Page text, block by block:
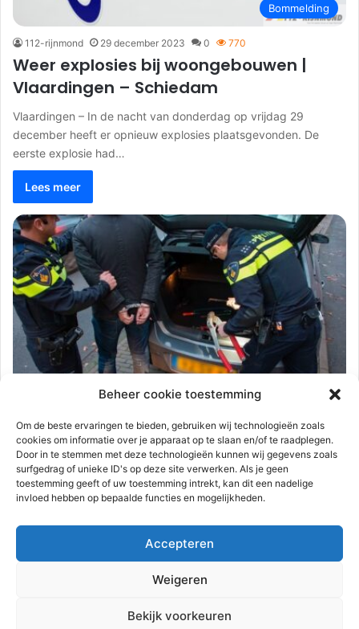
Beheer cookie toestemming
Om de beste ervaringen te bieden, gebruiken wij technologieën zoals
cookies om informatie over je apparaat op te slaan en/of te raadplegen.
Door in te stemmen met deze technologieën kunnen wij gegevens zoals
surfgedrag of unieke ID's op deze site verwerken. Als je geen
toestemming geeft of uw toestemming intrekt, kan dit een nadelige
invloed hebben op bepaalde functies en mogelijkheden.
Accepteren
Weigeren
Bekijk voorkeuren
Bommelding
112-rijnmond 29 december 2023 0 770
Weer explosies bij woongebouwen |
Vlaardingen – Schiedam
Vlaardingen – In de nacht van donderdag op vrijdag 29
december heeft er opnieuw explosies plaatsgevonden. De
eerste explosie had…
Lees meer
112-rijnmond 21 december 2023 720
26-jarige man met vuurwapen in auto
aangehouden | Kethelweg Vlaardingen
Vlaardingen – Woensdag 20 december kreeg de politie een